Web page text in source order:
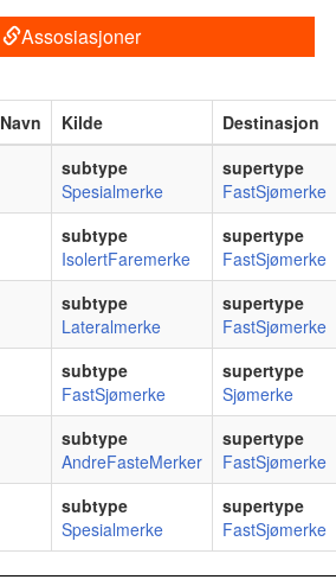
Assosiasjoner
Navn Kilde
Destinasjon
subtype
Spesialmerke
supertype
FastSjømerke
subtype
IsolertFaremerke
supertype
FastSjømerke
subtype
Lateralmerke
supertype
FastSjømerke
subtype
FastSjømerke
supertype
Sjømerke
subtype
AndreFasteMerker
supertype
FastSjømerke
subtype
Spesialmerke
supertype
FastSjømerke